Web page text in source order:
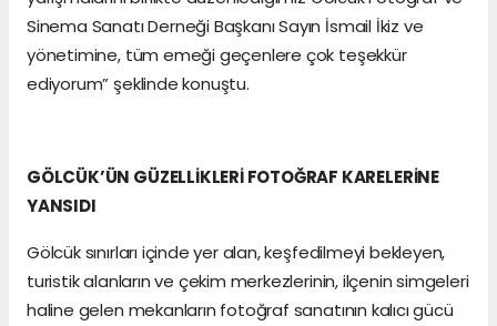
Sinema Sanatı Derneği Başkanı Sayın İsmail İkiz ve
yönetimine, tüm emeği geçenlere çok teşekkür
ediyorum” şeklinde konuştu.
GÖLCÜK’ÜN GÜZELLİKLERİ FOTOĞRAF KARELERİNE
YANSIDI
Gölcük sınırları içinde yer alan, keşfedilmeyi bekleyen,
turistik alanların ve çekim merkezlerinin, ilçenin simgeleri
haline gelen mekanların fotoğraf sanatının kalıcı gücü